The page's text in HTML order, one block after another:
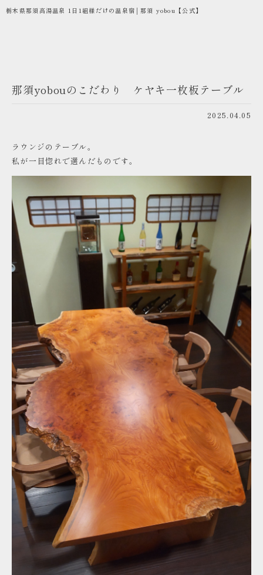
栃木県那須高湯温泉 1日1組様だけの温泉宿│那須 yobou【公式】
那須yobouのこだわり ケヤキ一枚板テーブル
2025.04.05
ラウンジのテーブル。
私が一目惚れで選んだものです。